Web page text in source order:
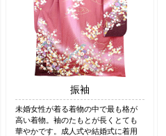
振袖
未婚女性が着る着物の中で最も格が
高い着物。袖のたもとが長くとても
華やかです。成人式や結婚式に着用